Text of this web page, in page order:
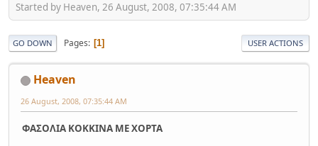
Started by Heaven, 26 August, 2008, 07:35:44 AM
GO DOWN Pages 1 USER ACTIONS
Heaven
26 August, 2008, 07:35:44 AM
ΦΑΣΟΛΙΑ ΚΟΚΚΙΝΑ ΜΕ ΧΟΡΤΑ